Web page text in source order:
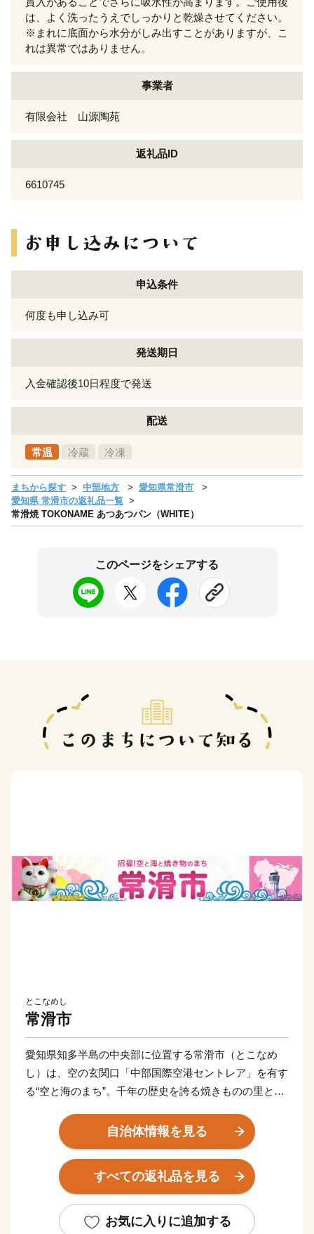
は、よく洗ったうえでしっかりと乾燥させてください。
※まれに底面から水分がしみ出すことがありますが、こ
れは異常ではありません。
事業者
有限会社 山源陶苑
返礼品ID
6610745
申込条件
何度も申し込み可
発送期日
入金確認後10日程度で発送
配送
常温 冷蔵 冷凍
まちから探す 中部地方
愛知県常滑市
愛知県 常滑市の返礼品一覧
常滑焼 TOKONAME あつあつパン（WHITE）
このページをシェアする
とこなめし
常滑市
愛知県知多半島の中央部に位置する常滑市（とこなめ
し）は、空の玄関口「中部国際空港セントレア」を有す
る“空と海のまち”。千年の歴史を誇る焼きものの里とし
レンガ煙突や登窯が残る「やきもの散歩道」は、レトロ
な風情が漂う人気の観光スポット。
の複合施設「フライト・オブ・ドリームズ」など、観光
自治体情報を見る
すべての返礼品を見る
お気に入りに追加する